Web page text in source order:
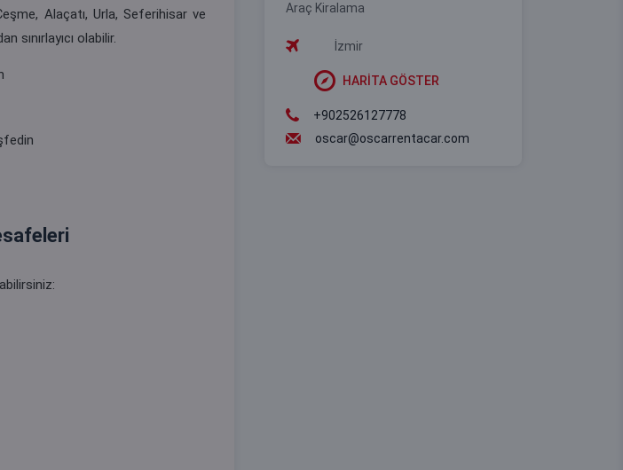
Alaçatı, Urla, Seferihisar ve
sınırlayıcı olabilir.
Araç Kiralama
İzmir
HARİTA GÖSTER
+902526127778
oscar@oscarrentacar.com